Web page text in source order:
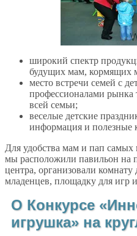
широкий спектр
будущих мам, кормящих
место встречи семей с
профессионалами рынка
всей семьи;
веселые детские
информация и полезные
Для удобства мам и пап
мы расположили павильон на
центра, организовали
младенцев, площадку для игр
О Конкурсе
игрушка» на